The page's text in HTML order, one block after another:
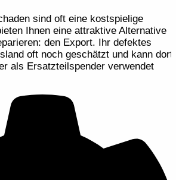
sind oft eine kostspielige
Ihnen eine attraktive Alternative
den Export. Ihr defektes
oft noch geschätzt und kann dort
als Ersatzteilspender verwendet